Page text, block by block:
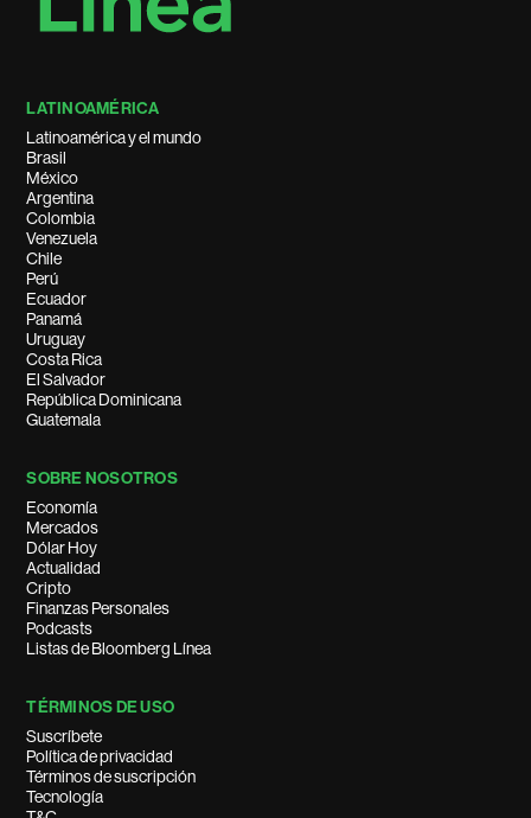
LATINOAMÉRICA
Latinoamérica y el mundo
Brasil
México
Argentina
Colombia
Venezuela
Chile
Perú
Ecuador
Panamá
Uruguay
Costa Rica
El Salvador
República Dominicana
Guatemala
SOBRE NOSOTROS
Economía
Mercados
Dólar Hoy
Actualidad
Cripto
Finanzas Personales
Podcasts
Listas de Bloomberg Línea
TÉRMINOS DE USO
Suscríbete
Política de privacidad
Términos de suscripción
Tecnología